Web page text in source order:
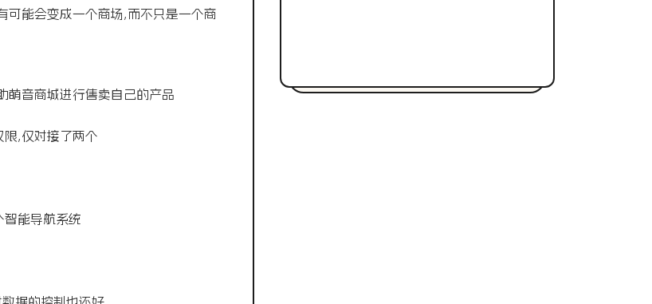
能会变成一个商场,而不只是一个商
萌音商城进行售卖自己的产品
限,仅对接了两个
智能导航系统